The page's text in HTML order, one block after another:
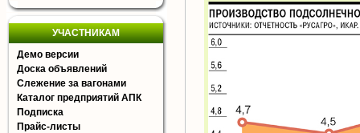
УЧАСТНИКАМ
Демо версии
Доска объявлений
Слежение за вагонами
Каталог предприятий АПК
Подписка
Прайс-листы